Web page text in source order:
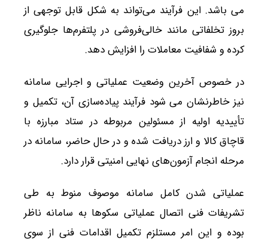
می باشد. این فرآیند می‌تواند به شکل قابل توجهی از
بروز تخلفاتی مانند خالی‌فروشی در پلتفرم‌ها جلوگیری
کرده و شفافیت معاملات را افزایش دهد.
در خصوص آخرین وضعیت عملیاتی و اجرایی سامانه
نیز خاطرنشان می شود فرآیند پیاده‌سازی آن، تکمیل و
تأییدیه اولیه از مسئولین مربوطه در ستاد مبارزه با
قاچاق کالا و ارز دریافت شده و در حال حاضر، سامانه در
مرحله انجام آزمون‌های نهایی امنیتی قرار دارد.
عملیاتی شدن کامل سامانه موصوف منوط به طی
تشریفات فنی اتصال عملیاتی سکوها به سامانه ناظر
بوده و این امر مستلزم تکمیل اقدامات فنی از سوی